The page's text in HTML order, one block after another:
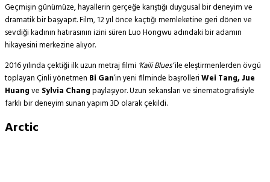
Geçmişin günümüze, hayallerin gerçeğe karıştığı duygusal bir deneyim ve
dramatik bir başyapıt. Film, 12 yıl önce kaçtığı memleketine geri dönen ve
sevdiği kadının hatırasının izini süren Luo Hongwu adındaki bir adamın
hikayesini merkezine alıyor.
2016 yılında çektiği ilk uzun metraj filmi ‘Kaili Blues’ile eleştirmenlerden övgü
toplayan Çinli yönetmen Bi Gan’ın yeni filminde başrolleriWei Tang, Jue
Huangve Sylvia Changpaylaşıyor. Uzun sekansları ve sinematografisiyle
farklı bir deneyim sunan yapım 3D olarak çekildi.
Arctic